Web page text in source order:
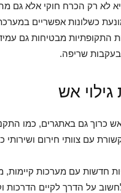
לא רק הכרח חוקי אלא גם
כשלונות אפשריים
התקופתיות מבטיחות גם
שריפה.
אש
כרוך גם באתגרים, כמו
עם צוותי חירום ושירותי
חדשות עם מערכות קיימות,
על הדרך לקיים הדרכות